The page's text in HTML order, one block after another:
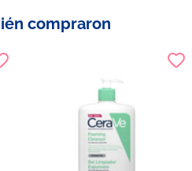
compraron